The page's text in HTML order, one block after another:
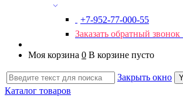
+7-952-77-000-55
Заказать обратный звонок
Моя корзина 0 В корзине пусто
Закрыть окно
Каталог товаров